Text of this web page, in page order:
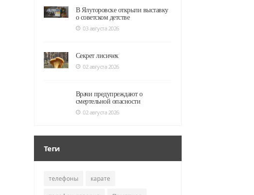
В Ялуторовске открыли выставку
о советском детстве
03 августа 2026
Секрет лисичек
02 августа 2026
Врачи предупреждают о
смертельной опасности
02 августа 2026
Теги
телефоны карате